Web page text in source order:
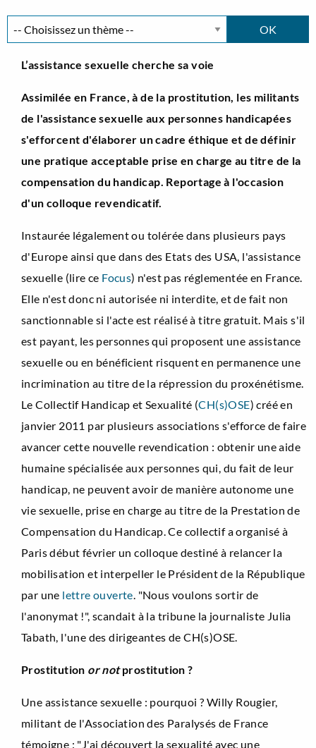
L’assistance sexuelle cherche sa voie
Assimilée en France, à de la prostitution, les militants
de l'assistance sexuelle aux personnes handicapées
s'efforcent d'élaborer un cadre éthique et de définir
une pratique acceptable prise en charge au titre de la
compensation du handicap. Reportage à l'occasion
d'un colloque revendicatif.
Instaurée légalement ou tolérée dans plusieurs pays
d'Europe ainsi que dans des Etats des USA, l'assistance
sexuelle (lire ce Focus) n'est pas réglementée en France.
Elle n'est donc ni autorisée ni interdite, et de fait non
sanctionnable si l'acte est réalisé à titre gratuit. Mais s'il
est payant, les personnes qui proposent une assistance
sexuelle ou en bénéficient risquent en permanence une
incrimination au titre de la répression du proxénétisme.
Le Collectif Handicap et Sexualité (CH(s)OSE) créé en
janvier 2011 par plusieurs associations s'efforce de faire
avancer cette nouvelle revendication : obtenir une aide
humaine spécialisée aux personnes qui, du fait de leur
handicap, ne peuvent avoir de manière autonome une
vie sexuelle, prise en charge au titre de la Prestation de
Compensation du Handicap. Ce collectif a organisé à
Paris début février un colloque destiné à relancer la
mobilisation et interpeller le Président de la République
par une lettre ouverte. "Nous voulons sortir de
l'anonymat !", scandait à la tribune la journaliste Julia
Tabath, l'une des dirigeantes de CH(s)OSE.
Prostitution or notprostitution ?
Une assistance sexuelle : pourquoi ? Willy Rougier,
militant de l'Association des Paralysés de France
témoigne : "J'ai découvert la sexualité avec une